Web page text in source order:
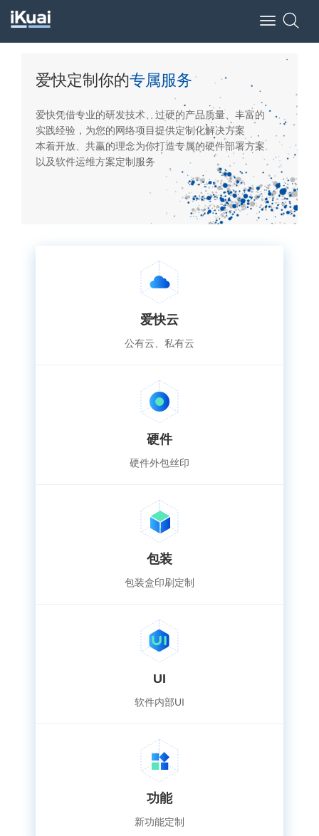
Toggle
爱快定制你的专属服务
爱快凭借专业的研发技术、过硬的产品质量、丰富的
实践经验，为您的网络项目提供定制化解决方案
本着开放、共赢的理念为你打造专属的硬件部署方案
以及软件运维方案定制服务
爱快云
公有云、私有云
硬件
硬件外包丝印
包装
包装盒印刷定制
UI
软件内部UI
功能
新功能定制